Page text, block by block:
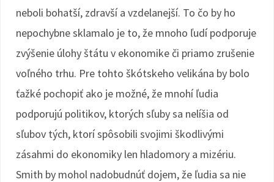
neboli bohatší, zdravší a vzdelanejší. To čo by ho
nepochybne sklamalo je to, že mnoho ľudí podporuje
zvýšenie úlohy štátu v ekonomike či priamo zrušenie
voľného trhu. Pre tohto škótskeho velikána by bolo
ťažké pochopiť ako je možné, že mnohí ľudia
podporujú politikov, ktorých sľuby sa nelíšia od
sľubov tých, ktorí spôsobili svojimi škodlivými
zásahmi do ekonomiky len hladomory a mizériu.
Smith by mohol nadobudnúť dojem, že ľudia sa nie